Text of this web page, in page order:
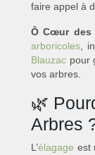
faire appel à
Ô Cœur des
arboricoles,
Blauzac pour
vos arbres.
🌿
Arbres
L’élagage est